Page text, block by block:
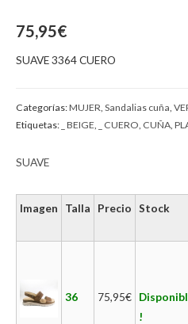
75,95€
SUAVE 3364 CUERO
Categorías:MUJER Sandalias cuña
Etiquetas: _ BEIGE _ CUERO CUÑA
SUAVE
Imagen Talla Precio Stock
36 75,95€
!